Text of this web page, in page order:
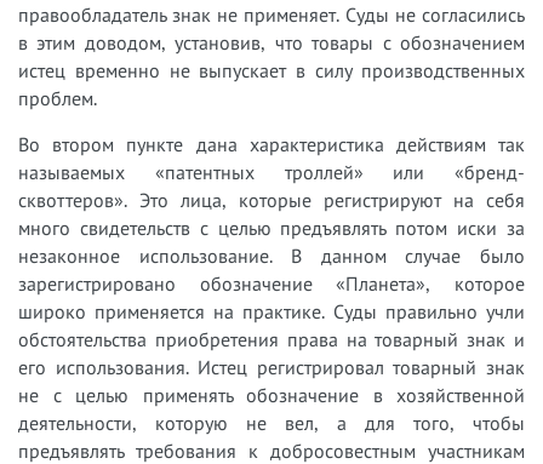
правообладатель знак не применяет. Суды не согласились
в этим доводом, установив, что товары с обозначением
истец временно не выпускает в силу производственных
проблем.
Во втором пункте дана характеристика действиям так
называемых «патентных троллей» или «бренд-
сквоттеров». Это лица, которые регистрируют на себя
много свидетельств с целью предъявлять потом иски за
незаконное использование. В данном случае было
зарегистрировано обозначение «Планета», которое
широко применяется на практике. Суды правильно учли
обстоятельства приобретения права на товарный знак и
его использования. Истец регистрировал товарный знак
не с целью применять обозначение в хозяйственной
деятельности, которую не вел, а для того, чтобы
предъявлять требования к добросовестным участникам